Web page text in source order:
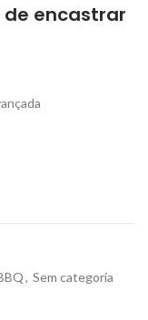
de encastrar
, Sem categoria